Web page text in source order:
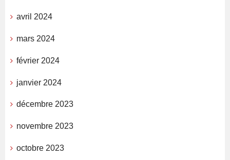
avril 2024
mars 2024
février 2024
janvier 2024
décembre 2023
novembre 2023
octobre 2023